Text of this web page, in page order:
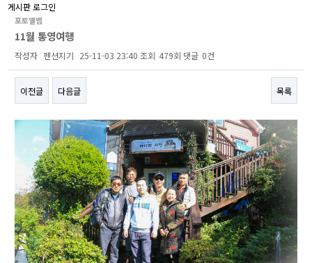
게시판 로그인
포토앨범
11월 통영여행
작성자 펜션지기 25-11-03 23:40 조회 479회 댓글 0건
이전글 다음글 목록
본문